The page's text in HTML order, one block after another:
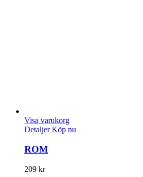
Visa varukorg
Detaljer Köp nu
ROM
209 kr